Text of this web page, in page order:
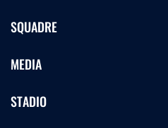
SQUADRE
MEDIA
STADIO